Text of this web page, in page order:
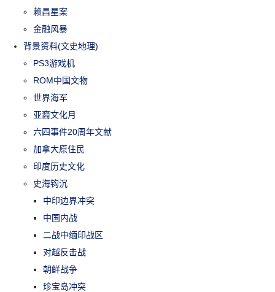
赖昌星案
金融风暴
背景资料(文史地理)
PS3游戏机
ROM中国文物
世界海军
亚裔文化月
六四事件20周年文献
加拿大原住民
印度历史文化
史海钩沉
中印边界冲突
中国内战
二战中缅印战区
对越反击战
朝鲜战争
珍宝岛冲突